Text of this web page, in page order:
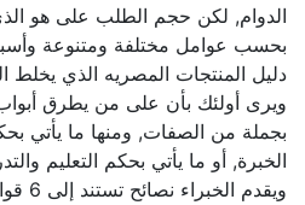
الدوام, لكن حجم الطلب على هو الذي
بحسب عوامل مختلفة ومتنوعة
دليل المنتجات المصريه الذي يخلط
ويرى أولئك بأن على من يطرق
بجملة من الصفات, ومنها ما يأتي
الخبرة, أو ما يأتي بحكم التعليم
ويقدم